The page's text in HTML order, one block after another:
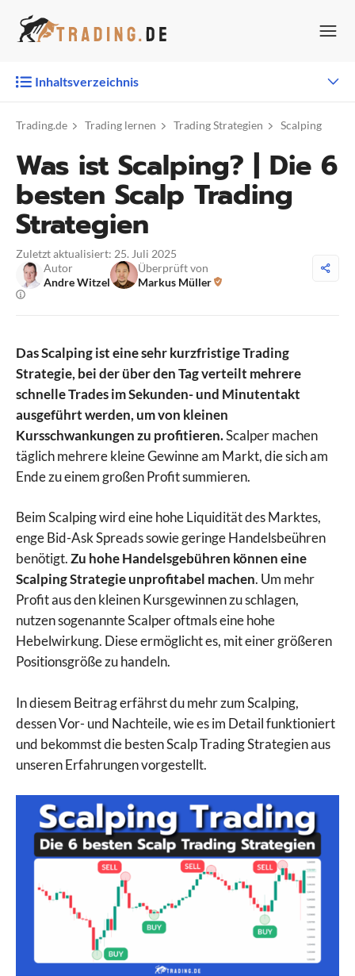
Inhalt
Inhaltsverzeichnis
Trading.de Trading lernen Trading Strategien Scalping
Was ist Scalping? | Die 6
besten Scalp Trading
Strategien
Zuletzt aktualisiert: 25. Juli 2025
Autor
Andre Witzel
Überprüft von
Markus Müller
Das Scalping ist eine sehr kurzfristige Trading
Strategie, bei der über den Tag verteilt mehrere
schnelle Trades im Sekunden- und Minutentakt
ausgeführt werden, um von kleinen
Kursschwankungen zu profitieren.Scalper machen
täglich mehrere kleine Gewinne am Markt, die sich am
Ende zu einem großen Profit summieren.
Beim Scalping wird eine hohe Liquidität des Marktes,
enge Bid-Ask Spreads sowie geringe Handelsbeühren
benötigt.Zu hohe Handelsgebühren können eine
Scalping Strategie unprofitabel machen. Um mehr
Profit aus den kleinen Kursgewinnen zu schlagen,
nutzen sogenannte Scalper oftmals eine hohe
Hebelwirkung. Diese ermöglicht es, mit einer größeren
Positionsgröße zu handeln.
In diesem Beitrag erfährst du mehr zum Scalping,
dessen Vor- und Nachteile, wie es im Detail funktioniert
und bekommst die besten Scalp Trading Strategien aus
unseren Erfahrungen vorgestellt.